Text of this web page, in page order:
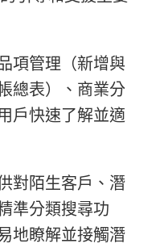
項管理（新增與
總表）、商業分
戶快速了解並適
對陌生客戶、潛
準分類搜尋功
地瞭解並接觸潛